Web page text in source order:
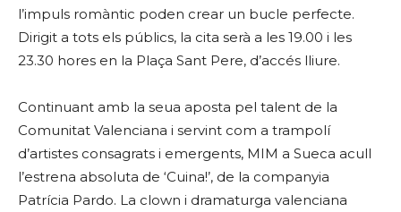
l’impuls romàntic poden crear un bucle perfecte.
Dirigit a tots els públics, la cita serà a les 19.00 i les
23.30 hores en la Plaça Sant Pere, d’accés lliure.
Continuant amb la seua aposta pel talent de la
Comunitat Valenciana i servint com a trampolí
d’artistes consagrats i emergents, MIM a Sueca acull
l’estrena absoluta de ‘Cuina!’, de la companyia
Patrícia Pardo. La clown i dramaturga valenciana